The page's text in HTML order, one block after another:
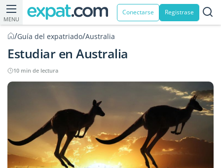
MENU
Conectarse Registrase
/Guía del expatriado/Australia
Estudiar en Australia
10 min de lectura